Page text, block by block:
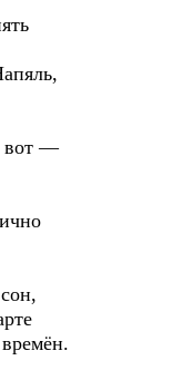
вот —